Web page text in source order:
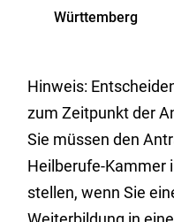
Württemberg
Hinweis:
zum Zeitpunkt der
Sie müssen den
Heilberufe-Kammer
stellen, wenn Sie